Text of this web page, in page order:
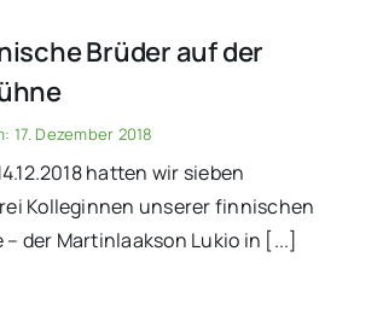
Brüder auf der
Dezember 2018
hatten wir sieben
Kolleginnen unserer finnischen
der Martinlaakson Lukio in [...]